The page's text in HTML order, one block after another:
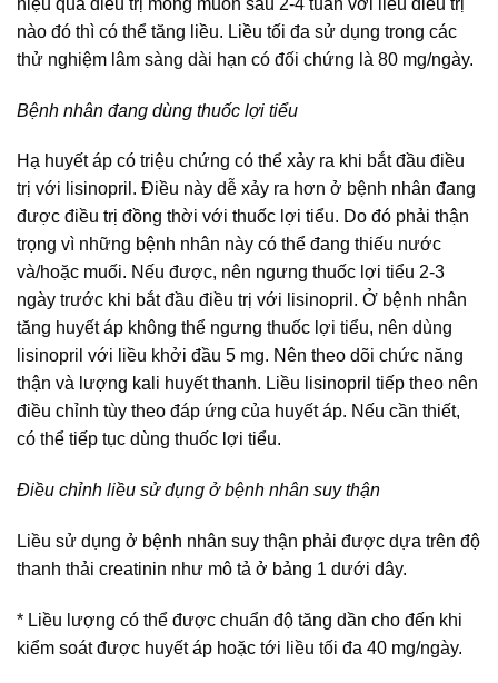
nào đó thì có thể tăng liều. Liều tối đa sử dụng trong các
thử nghiệm lâm sàng dài hạn có đối chứng là 80 mg/ngày.
Bệnh nhân đang dùng thuốc lợi tiểu
Hạ huyết áp có triệu chứng có thể xảy ra khi bắt đầu điều
trị với lisinopril. Điều này dễ xảy ra hơn ở bệnh nhân đang
được điều trị đồng thời với thuốc lợi tiểu. Do đó phải thận
trọng vì những bệnh nhân này có thể đang thiếu nước
và/hoặc muối. Nếu được, nên ngưng thuốc lợi tiểu 2-3
ngày trước khi bắt đầu điều trị với lisinopril. Ở bệnh nhân
tăng huyết áp không thể ngưng thuốc lợi tiểu, nên dùng
lisinopril với liều khởi đầu 5 mg. Nên theo dõi chức năng
thận và lượng kali huyết thanh. Liều lisinopril tiếp theo nên
điều chỉnh tùy theo đáp ứng của huyết áp. Nếu cần thiết,
có thể tiếp tục dùng thuốc lợi tiểu.
Điều chỉnh liều sử dụng ở bệnh nhân suy thận
Liều sử dụng ở bệnh nhân suy thận phải được dựa trên độ
thanh thải creatinin như mô tả ở bảng 1 dưới dây.
* Liều lượng có thể được chuẩn độ tăng dần cho đến khi
kiểm soát được huyết áp hoặc tới liều tối đa 40 mg/ngày.